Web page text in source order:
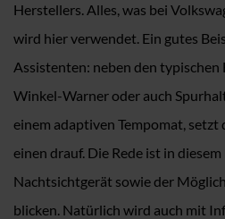
Herstellers. Alles, was bei
wird hier verwendet. Ein gutes
Assistenten: neben den typischen
Winkel-Warner oder auch
einem adaptiven Tempomat, setzt
einen drauf. Die Rede ist in
Nachtsichtgerät sowie der
blicken. Natürlich wird auch mit